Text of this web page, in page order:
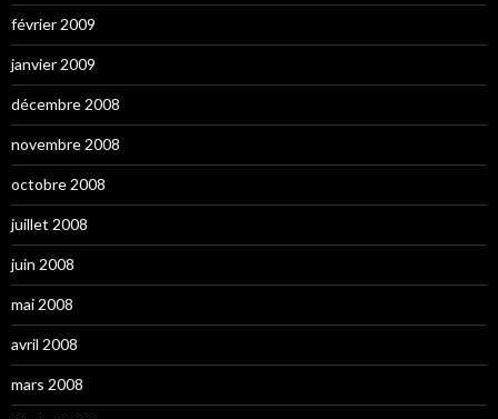
février 2009
janvier 2009
décembre 2008
novembre 2008
octobre 2008
juillet 2008
juin 2008
mai 2008
avril 2008
mars 2008